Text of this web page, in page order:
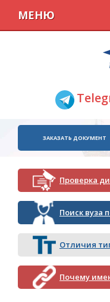
МЕНЮ
ЗАКАЗАТЬ ДОКУМЕНТ
Проверка
Поиск вуза
Отличия
Почему